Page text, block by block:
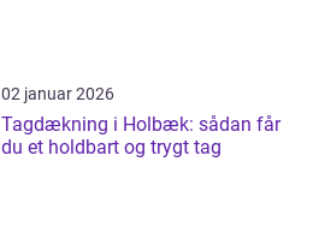
02 januar 2026
Tagdækning i Holbæk: sådan får
du et holdbart og trygt tag